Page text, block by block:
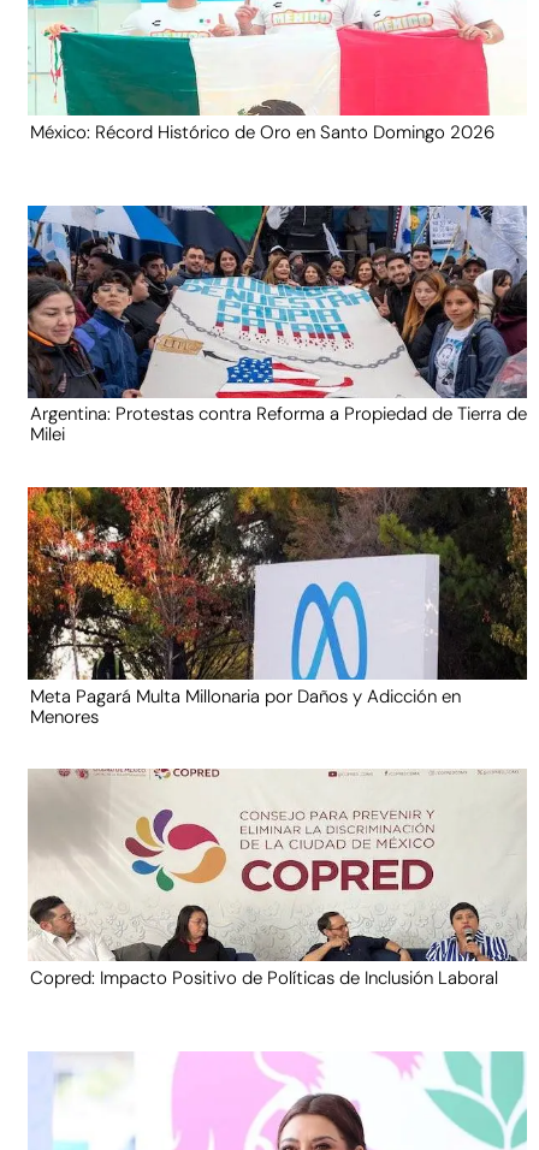
México: Récord Histórico de Oro en Santo Domingo 2026
Argentina: Protestas contra Reforma a Propiedad de Tierra de
Milei
Meta Pagará Multa Millonaria por Daños y Adicción en
Menores
Copred: Impacto Positivo de Políticas de Inclusión Laboral